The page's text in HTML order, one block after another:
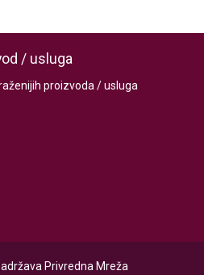
/ usluga
proizvoda / usluga
Privredna Mreža